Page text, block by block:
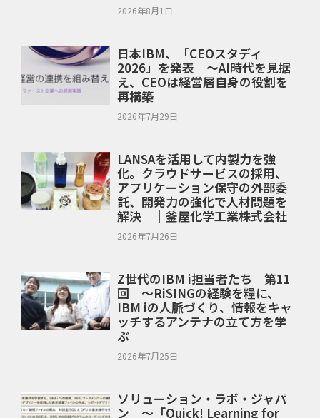
2026年8月1日
日本IBM、「CEOスタディ
2026」を発表 ～AI時代を見据
え、CEOは経営層自身の役割を
再構築
2026年7月29日
LANSAを活用して内製力を強
化。クラウドサービスの採用、
アプリケーション保守の外部委
託、開発力の強化で人材問題を
解決 ｜釜屋化学工業株式会社
2026年7月26日
Z世代のIBM i担当者たち 第11
回 ～RiSINGの経験を糧に、
IBM iの人脈づくり、情報をキャ
ッチするアンテナの立て方を学
ぶ
2026年7月25日
ソリューション・ラボ・ジャパ
ン ～「Quick! Learning for